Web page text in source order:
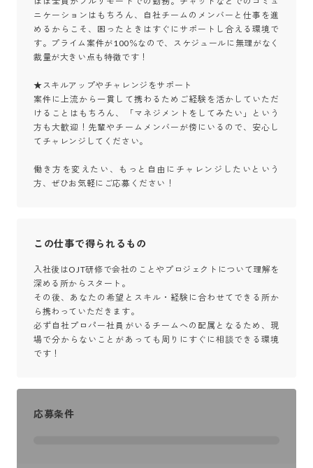
ニケーションはもちろん、自社チームのメンバーと仕事を進
めるからこそ、困ったときはすぐにサポートし合える環境で
す。プライム案件が100％なので、スケジュールに無理がなく
裁量が大きい点も特徴です！
★スキルアップやチャレンジをサポート
案件に上流から一貫して携わるためご経験を活かしていただ
けることはもちろん、「マネジメントをしてみたい」という
方も大歓迎！先輩やチームメンバーが傍にいるので、安心し
てチャレンジしてください。
働き方を変えたい、もっと自由にチャレンジしたいという
方、ぜひお気軽にご応募ください！
この仕事で得られるもの
入社後はOJT研修で会社のことやプロジェクトについて理解を
深める所からスタート。
その後、あなたの希望とスキル・経験に合わせてできる所か
ら携わっていただきます。
必ず自社プロパー社員がいるチームへの配属となるため、現
場で分からないことがあっても周りにすぐに相談できる環境
です！
応募条件